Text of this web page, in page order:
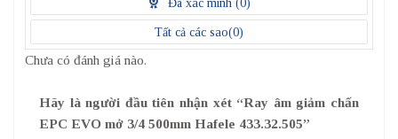
Đã xác minh (0)
Tất cả các sao(0)
Chưa có đánh giá nào.
Hãy là người đầu tiên nhận xét “Ray âm giảm chấn
EPC EVO mở 3/4 500mm Hafele 433.32.505”